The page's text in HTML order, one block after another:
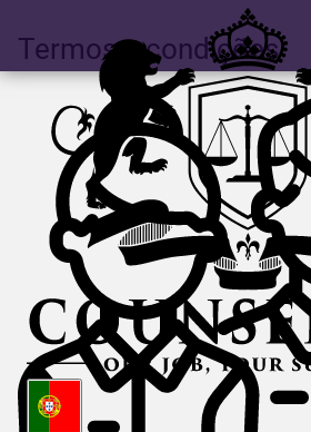
Termos e condições